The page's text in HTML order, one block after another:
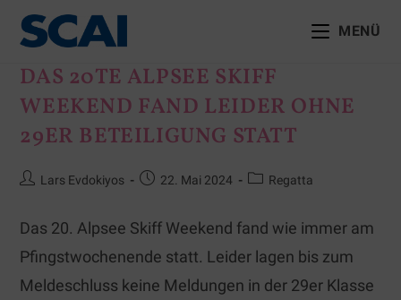
MENÜ
DAS 20TE ALPSEE SKIFF
WEEKEND FAND LEIDER OHNE
29ER BETEILIGUNG STATT
Lars Evdokiyos 22. Mai 2024 Regatta
Das 20. Alpsee Skiff Weekend fand wie immer am
Pfingstwochenende statt. Leider lagen bis zum
Meldeschluss keine Meldungen in der 29er Klasse